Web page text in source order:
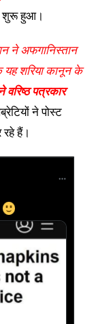
शुरू हुआ।
ने अफगानिस्तान
यह शरिया कानून के
वरिष्ठ पत्रकार
ने पोस्ट
हैं।